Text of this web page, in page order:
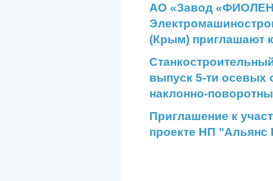
АО «Завод
(Крым) приглашают
выпуск 5-ти
наклонно-
Приглашение к
проекте НП